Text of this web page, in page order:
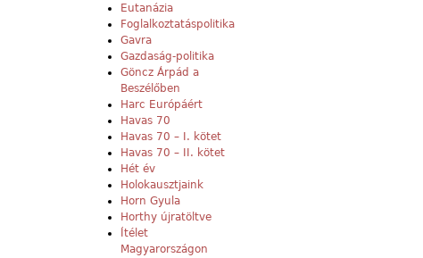
Eutanázia
Foglalkoztatáspolitika
Gavra
Gazdaság-politika
Göncz Árpád a
Beszélőben
Harc Európáért
Havas 70
Havas 70 – I. kötet
Havas 70 – II. kötet
Hét év
Holokausztjaink
Horn Gyula
Horthy újratöltve
Ítélet
Magyarországon